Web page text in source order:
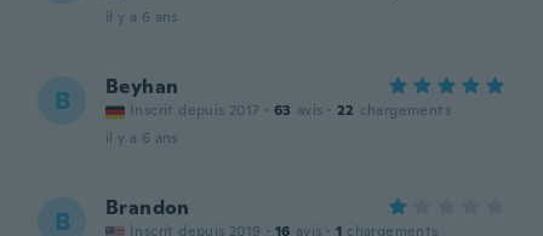
il y a 6 ans
B Beyhan
Inscrit depuis 2017 · 63 avis · 22 chargements
il y a 6 ans
B Brandon
Inscrit depuis 2019 · 16 avis · 1 chargements